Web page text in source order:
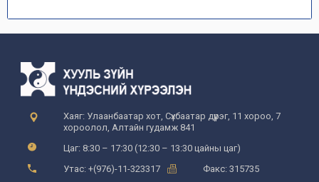
Хаяг: Улаанбаатар хот, Сүхбаатар дүүрэг, 11 хороо, 7
хороолол, Алтайн гудамж 841
Цаг: 8:30 – 17:30 (12:30 – 13:30 цайны цаг)
Утас: +(976)-11-323317
Факс: 315735